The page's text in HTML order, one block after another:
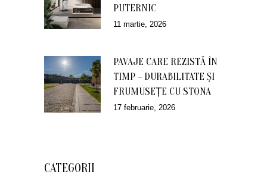
PUTERNIC
11 martie, 2026
PAVAJE CARE REZISTĂ ÎN
TIMP – DURABILITATE ȘI
FRUMUSEȚE CU STONA
17 februarie, 2026
CATEGORII